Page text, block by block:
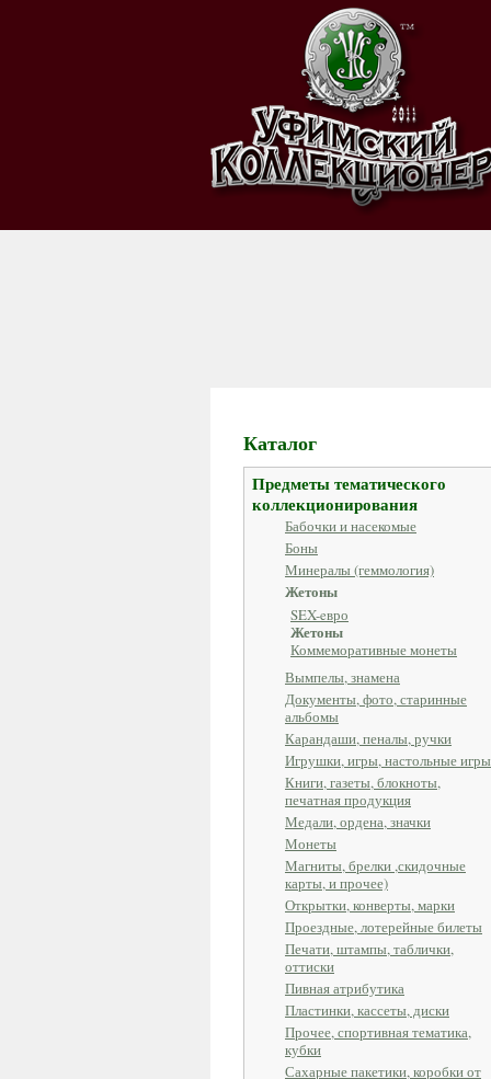
Каталог
Предметы тематического
коллекционирования
Бабочки и насекомые
Боны
Минералы (геммология)
Жетоны
SEX-eвро
Жетоны
Коммеморативные монеты
Вымпелы, знамена
Документы, фото, старинные
альбомы
Карандаши, пеналы, ручки
Игрушки, игры, настольные игры
Книги, газеты, блокноты,
печатная продукция
Медали, ордена, значки
Монеты
Магниты, брелки ,скидочные
карты, и прочее)
Открытки, конверты, марки
Проездные, лотерейные билеты
Печати, штампы, таблички,
оттиски
Пивная атрибутика
Пластинки, кассеты, диски
Прочее, спортивная тематика,
кубки
Сахарные пакетики, коробки от